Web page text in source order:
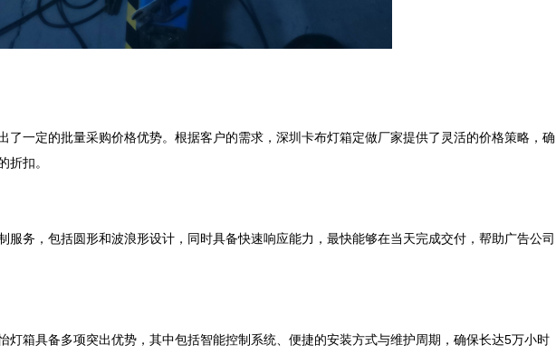
了一定的批量采购价格优势。根据客户的需求，深圳卡布灯箱定做厂家提供了灵活的价格策略，确
折扣。
服务，包括圆形和波浪形设计，同时具备快速响应能力，最快能够在当天完成交付，帮助广告公司
灯箱具备多项突出优势，其中包括智能控制系统、便捷的安装方式与维护周期，确保长达5万小时